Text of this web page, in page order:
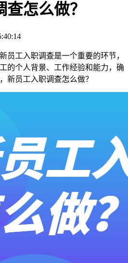
怎么做？
员工入职调查是一个重要的环节，
的个人背景、工作经验和能力，确
新员工入职调查怎么做？